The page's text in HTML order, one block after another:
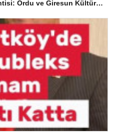
Arnavutköy’de Karadeniz Esintisi: Ordu ve Giresun Kültürü Memleket Günleri’nde Buluştu